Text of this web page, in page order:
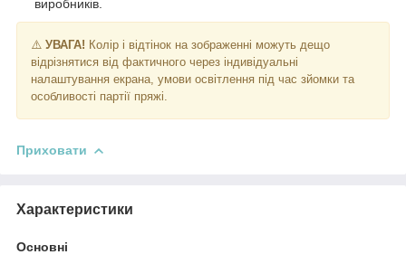
виробників.
⚠️ УВАГА! Колір і відтінок на зображенні можуть дещо
відрізнятися від фактичного через індивідуальні
налаштування екрана, умови освітлення під час зйомки та
особливості партії пряжі.
Приховати
Характеристики
Основні